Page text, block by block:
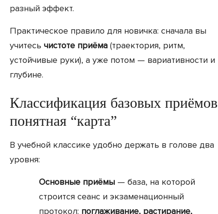
разный эффект.
Практическое правило для новичка: сначала вы
учитесь чистоте приёма (траектория, ритм,
устойчивые руки), а уже потом — вариативности и
глубине.
Классификация базовых
понятная “карта”
В учебной классике удобно держать в голове два
уровня:
Основные приёмы — база, на которой
строится сеанс и экзаменационный
протокол: поглаживание, растирание,